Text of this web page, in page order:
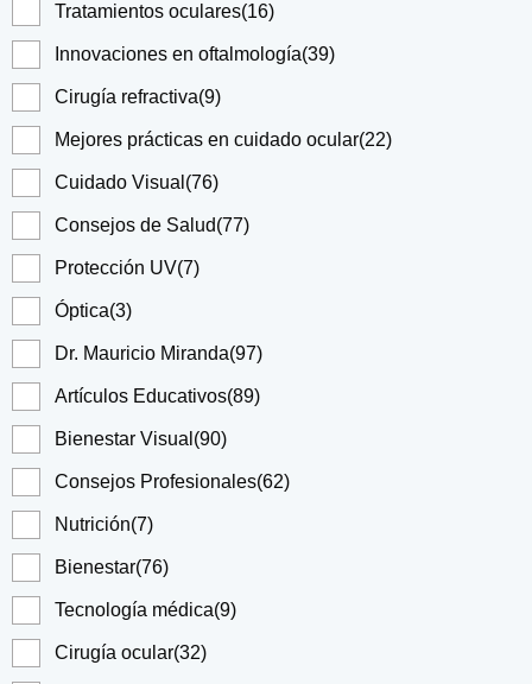
Tratamientos oculares(16)
Innovaciones en oftalmología(39)
Cirugía refractiva(9)
Mejores prácticas en cuidado ocular(22)
Cuidado Visual (76)
Consejos de Salud(77)
Protección UV(7)
Óptica(3)
Dr. Mauricio Miranda(97)
Artículos Educativos(89)
Bienestar Visual (90)
Consejos Profesionales(62)
Nutrición(7)
Bienestar(76)
Tecnología médica(9)
Cirugía ocular(32)